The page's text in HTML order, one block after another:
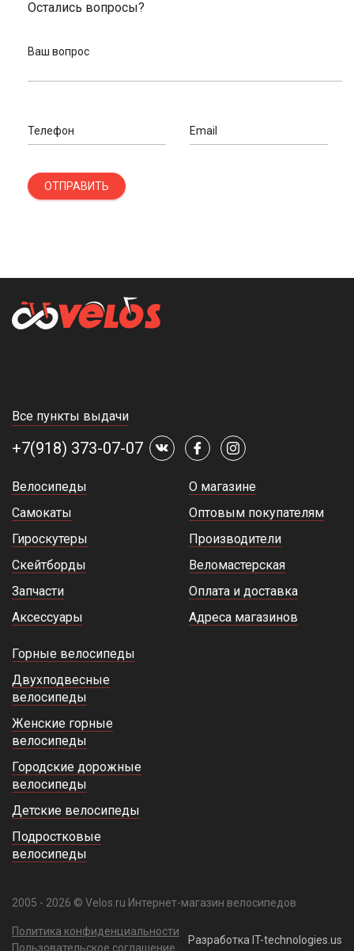
Остались вопросы?
Ваш вопрос
Телефон Email
ОТПРАВИТЬ
Все пункты выдачи
+7(918) 373-07-07
Велосипеды
Самокаты
Гироскутеры
Скейтборды
Запчасти
Аксессуары
О магазине
Оптовым покупателям
Производители
Веломастерская
Оплата и доставка
Адреса магазинов
Горные велосипеды
Двухподвесные
велосипеды
Женские горные
велосипеды
Городские дорожные
велосипеды
Детские велосипеды
Подростковые
велосипеды
2005 - 2026 © Velos.ru Интернет-магазин велосипедов
Политика конфиденциальности
Пользовательское соглашение
Разработка IT-technologies.us